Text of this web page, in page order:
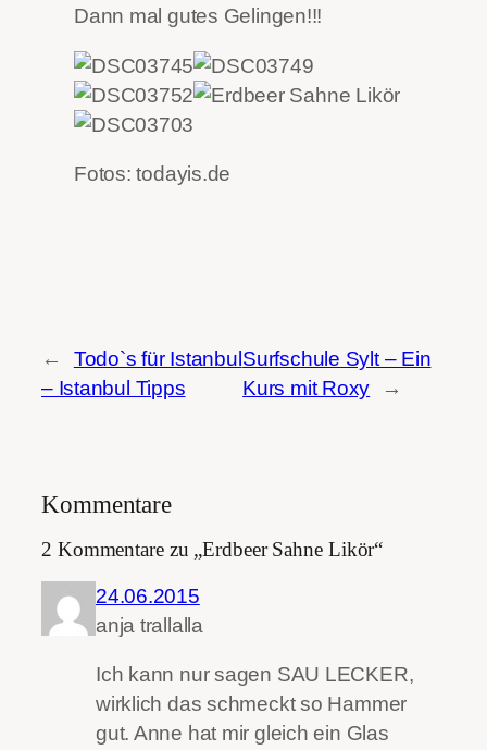
Dann mal gutes Gelingen!!!
Fotos: todayis.de
←
Todo`s für Istanbul
– Istanbul Tipps
Surfschule Sylt – Ein
Kurs mit Roxy
→
Kommentare
2 Kommentare zu „Erdbeer Sahne Likör“
24.06.2015
anja trallalla
Ich kann nur sagen SAU LECKER,
wirklich das schmeckt so Hammer
gut. Anne hat mir gleich ein Glas